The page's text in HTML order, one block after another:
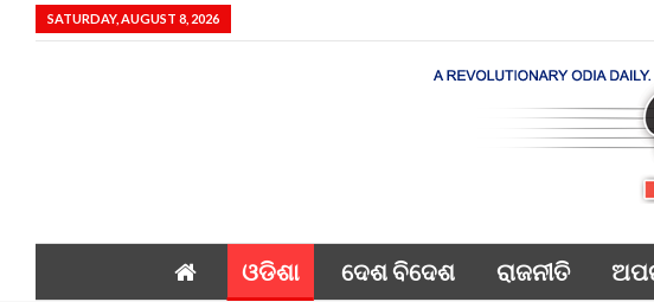
SATURDAY, AUGUST 8, 2026
ଓଡିଶା ଦେଶ ବିଦେଶ ରାଜନୀତି